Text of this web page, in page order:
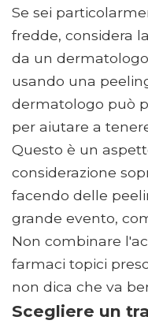
Se sei
fredde, considera
da un
usando una
dermatologo può
per aiutare a
Questo è un
considerazione
facendo delle
grande evento,
Non combinare
farmaci topici
non dica che va
Scegliere un